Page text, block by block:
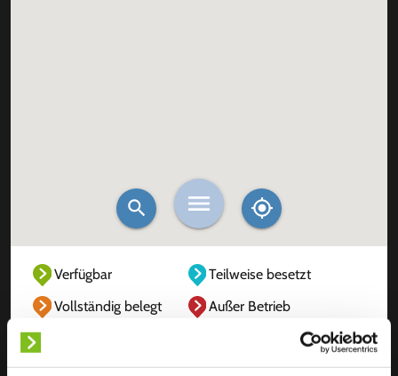
Verfügbar
Teilweise besetzt
Vollständig belegt
Außer Betrieb